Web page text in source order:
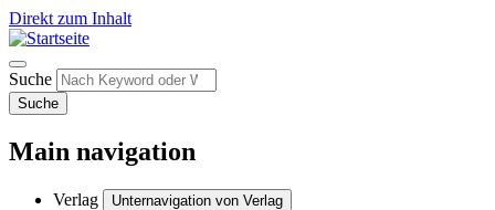
Direkt zum Inhalt
Suche
Suche
Main navigation
Verlag Unternavigation von Verlag